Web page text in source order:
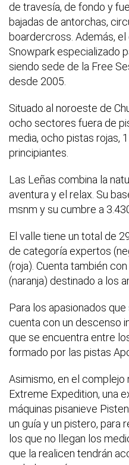
de travesía, de fondo y
bajadas de antorchas,
boardercross. Además,
Snowpark especializado
siendo sede de la Free
desde 2005.
Situado al noroeste de
ocho sectores fuera de
media, ocho pistas rojas,
principiantes.
Las Leñas combina la
aventura y el relax. Su
msnm y su cumbre a
El valle tiene un total de
de categoría expertos
(roja). Cuenta también
(naranja) destinado a los
Para los apasionados
cuenta con un descenso
que se encuentra entre
formado por las pistas
Asimismo, en el
Extreme Expedition, una
máquinas pisanieve
un guía y un pistero, para
los que no llegan los
que la realicen tendrán